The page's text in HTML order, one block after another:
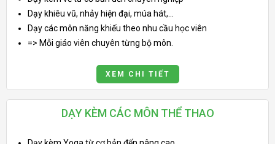
Dạy khiêu vũ, nhảy hiện đại, múa hát,...
Dạy các môn năng khiếu theo nhu cầu học viên
=> Mỗi giáo viên chuyên từng bộ môn.
XEM CHI TIẾT
DẠY KÈM CÁC MÔN THỂ THAO